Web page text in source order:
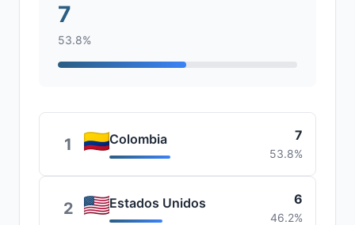
7
53.8%
1 Colombia 7
53.8%
2 Estados Unidos 6
46.2%